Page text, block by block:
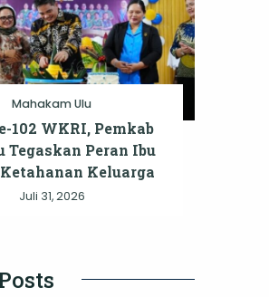
Mahakam Ulu
102 WKRI, Pemkab
Tegaskan Peran Ibu
Keluarga
Juli 31, 2026